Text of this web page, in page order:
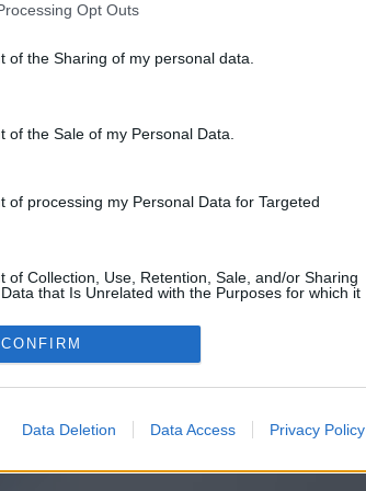
Opt Outs
of the Sharing of my personal data.
of the Sale of my Personal Data.
of processing my Personal Data for Targeted
of Collection, Use, Retention, Sale, and/or Sharing
that Is Unrelated with the Purposes for which it
CONFIRM
Data Deletion Data Access Privacy Policy